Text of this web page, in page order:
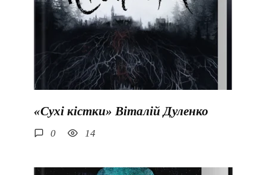
«Сухі кістки» Віталій Дуленко
0 14